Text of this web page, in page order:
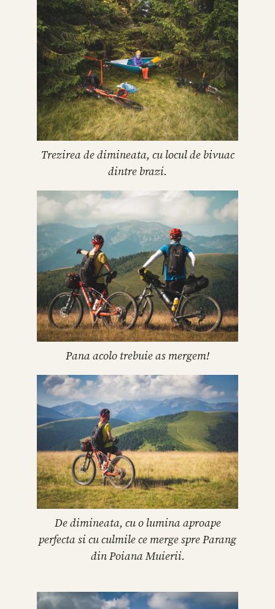
Trezirea de dimineata, cu locul de bivuac
dintre brazi.
Pana acolo trebuie as mergem!
De dimineata, cu o lumina aproape
perfecta si cu culmile ce merge spre Parang
din Poiana Muierii.